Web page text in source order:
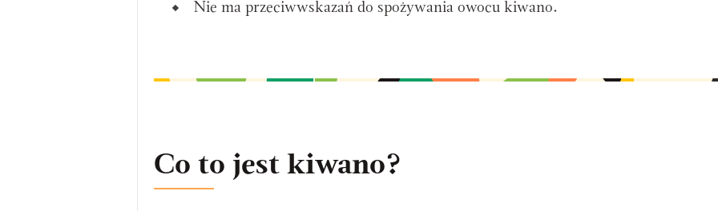
Nie ma przeciwwskazań do spożywania owocu kiwano.
Co to jest kiwano?